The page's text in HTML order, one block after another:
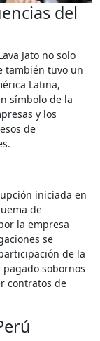
del
también tuvo un
Latina,
símbolo de la
y los
de
iniciada en
de
la empresa
se
de la
sobornos
contratos de